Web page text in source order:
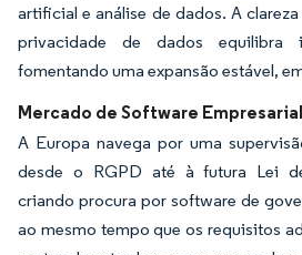
artificial e análise de dados. A
privacidade de dados equilibra
fomentando uma expansão estável,
Mercado de Software
A Europa navega por uma
desde o RGPD até à futura Lei
criando procura por software de
ao mesmo tempo que os requisitos